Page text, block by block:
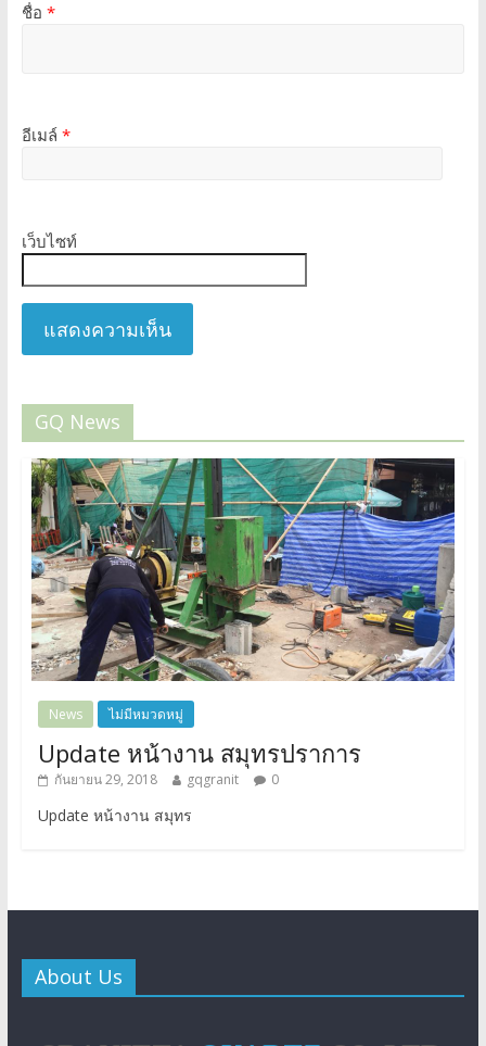
ชื่อ *
อีเมล์ *
เว็บไซท์
GQ News
News ไม่มีหมวดหมู่
Update หน้างาน สมุทรปราการ
กันยายน 29, 2018 gqgranit 0
Update หน้างาน สมุทร
About Us